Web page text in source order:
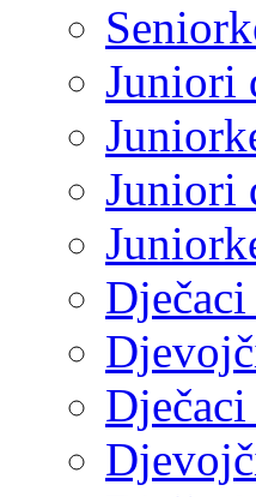
Juniori
Juniori